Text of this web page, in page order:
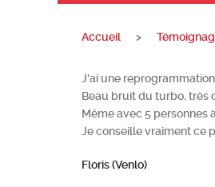
Accueil >
J'ai une
Beau bruit du turbo, très
Même avec 5 personnes
Je conseille vraiment ce
Floris (Venlo)